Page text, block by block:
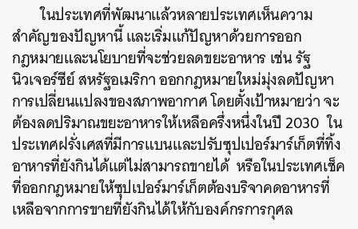
ในประเทศที่พัฒนาแล้วหลายประเทศเห็นความ
สำคัญของปัญหานี้ และเริ่มแก้ปัญหาด้วยการออก
กฎหมายและนโยบายที่จะช่วยลดขยะอาหาร เช่น รัฐ
นิวเจอร์ซีย์ สหรัฐอเมริกา ออกกฎหมายใหม่มุ่งลดปัญหา
การเปลี่ยนแปลงของสภาพอากาศ โดยตั้งเป้าหมายว่า จะ
ต้องลดปริมาณขยะอาหารให้เหลือครึ่งหนึ่งในปี 2030 ใน
ประเทศฝรั่งเศสที่มีการแบนและปรับซุปเปอร์มาร์เก็ตที่ทิ้ง
อาหารที่ยังกินได้แต่ไม่สามารถขายได้ หรือในประเทศเช็ค
ที่ออกกฎหมายให้ซุปเปอร์มาร์เก็ตต้องบริจาคดอาหารที่
เหลือจากการขายที่ยังกินได้ให้กับองค์กรการกุศล